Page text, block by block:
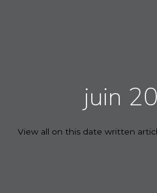
juin
View all on this date written